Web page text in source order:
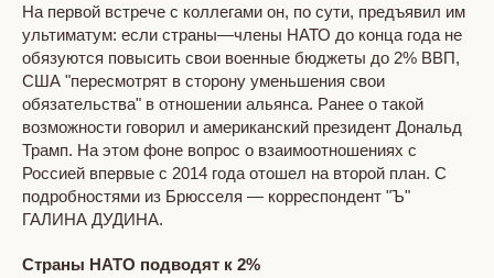
На первой встрече с коллегами он, по сути, предъявил им
ультиматум: если страны—члены НАТО до конца года не
обязуются повысить свои военные бюджеты до 2% ВВП,
США "пересмотрят в сторону уменьшения свои
обязательства" в отношении альянса. Ранее о такой
возможности говорил и американский президент Дональд
Трамп. На этом фоне вопрос о взаимоотношениях с
Россией впервые с 2014 года отошел на второй план. С
подробностями из Брюсселя — корреспондент "Ъ"
ГАЛИНА ДУДИНА.
Страны НАТО подводят к 2%